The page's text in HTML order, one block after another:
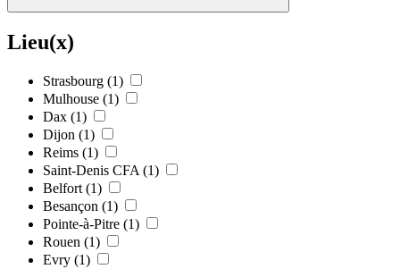
Lieu(x)
Strasbourg (1)
Mulhouse (1)
Dax (1)
Dijon (1)
Reims (1)
Saint-Denis CFA (1)
Belfort (1)
Besançon (1)
Pointe-à-Pitre (1)
Rouen (1)
Evry (1)